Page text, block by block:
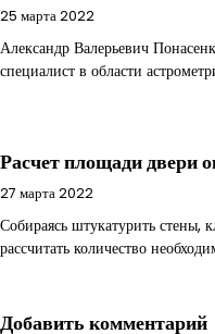
25 марта 2022
Александр Валерьевич
специалист в области
Расчет площади двери
27 марта 2022
Собираясь штукатурить стены,
рассчитать количество
Добавить комментарий